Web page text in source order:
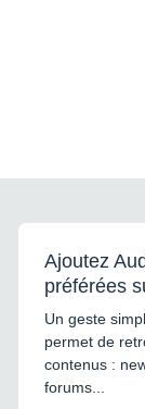
Ajoutez
préférées
Un geste
permet de
contenus :
forums...